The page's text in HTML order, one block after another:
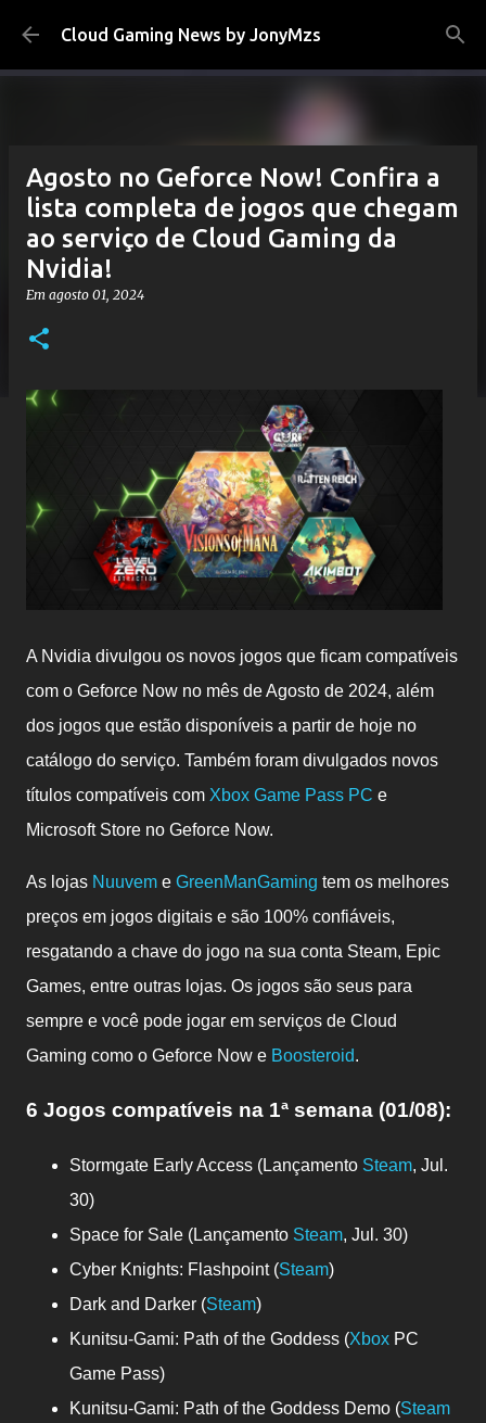
Pular para o conteúdo principal
Cloud Gaming News by JonyMzs
Agosto no Geforce Now! Confira a
lista completa de jogos que chegam
ao serviço de Cloud Gaming da
Nvidia!
Em agosto 01, 2024
A Nvidia divulgou os novos jogos que ficam compatíveis
com o Geforce Now no mês de Agosto de 2024, além
dos jogos que estão disponíveis a partir de hoje no
catálogo do serviço. Também foram divulgados novos
títulos compatíveis com Xbox Game Pass PC e
Microsoft Store no Geforce Now.
As lojas Nuuvem e GreenManGaming tem os melhores
preços em jogos digitais e são 100% confiáveis,
resgatando a chave do jogo na sua conta Steam, Epic
Games, entre outras lojas. Os jogos são seus para
sempre e você pode jogar em serviços de Cloud
Gaming como o Geforce Now e Boosteroid.
6 Jogos compatíveis na 1ª semana (01/08):
Stormgate Early Access (Lançamento Steam, Jul.
30)
Space for Sale (Lançamento Steam, Jul. 30)
Cyber Knights: Flashpoint (Steam)
Dark and Darker (Steam)
Kunitsu-Gami: Path of the Goddess (Xbox PC
Game Pass)
Kunitsu-Gami: Path of the Goddess Demo (Steam